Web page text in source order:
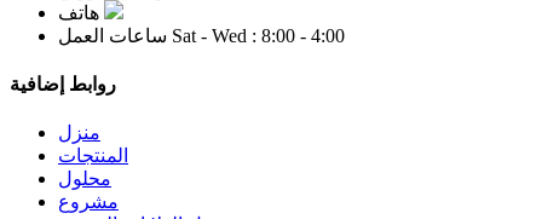
هاتف
ساعات العمل Sat - Wed : 8:00 - 4:00
روابط إضافية
منزل
المنتجات
محلول
مشروع